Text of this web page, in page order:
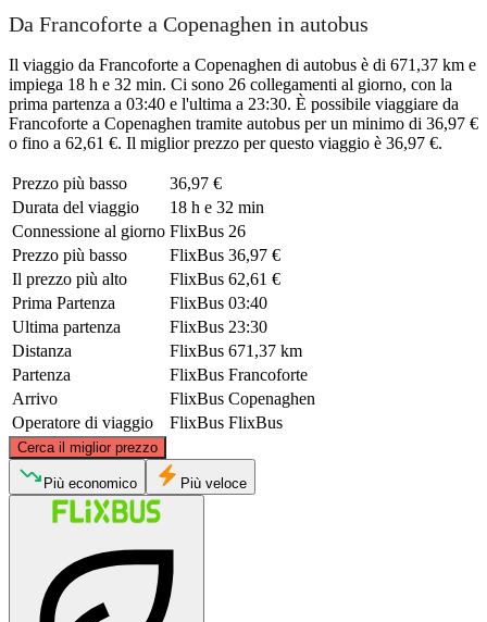
Da Francoforte a Copenaghen in autobus
Il viaggio da Francoforte a Copenaghen di autobus è di 671,37 km e
impiega 18 h e 32 min. Ci sono 26 collegamenti al giorno, con la
prima partenza a 03:40 e l'ultima a 23:30. È possibile viaggiare da
Francoforte a Copenaghen tramite autobus per un minimo di 36,97 €
o fino a 62,61 €. Il miglior prezzo per questo viaggio è 36,97 €.
Prezzo più basso
36,97 €
Durata del viaggio
18 h e 32 min
Connessione al giorno FlixBus 26
Prezzo più basso
FlixBus 36,97 €
Il prezzo più alto
FlixBus 62,61 €
Prima Partenza
FlixBus 03:40
Ultima partenza
FlixBus 23:30
Distanza
FlixBus 671,37 km
Partenza
FlixBus Francoforte
Arrivo
FlixBus Copenaghen
Operatore di viaggio
FlixBus FlixBus
Cerca il miglior prezzo
©CARTO
Più economico Più veloce